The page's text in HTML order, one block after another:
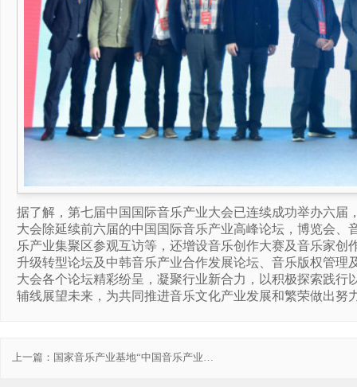
据了解，第七届中国国际音乐产业大会已连续成功举办六届
大会除延续前六届的中国国际音乐产业高峰论坛，博览会
乐产业集聚区参观互访等，还增设音乐创作大赛及音乐家
升级转型论坛及中韩音乐产业合作发展论坛、音乐版权管
大会各个论坛精彩纷呈，凝聚行业新合力，以积极探索践
辅线展望未来，为共同推进音乐文化产业发展和繁荣做出努
上一篇： 国家音乐产业基地“中国音乐产业大